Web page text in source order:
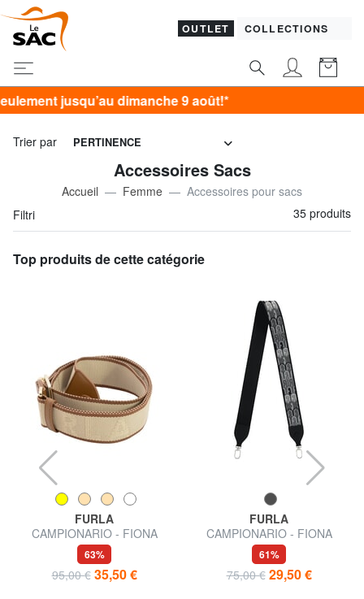
OUTLET COLLECTIONS
dimanche 9 août!*
Trier par PERTINENCE
Accessoires Sacs
Accueil Femme
Accessoires pour sacs
Filtri
35 produits
Top produits de cette catégorie
FURLA
CAMPIONARIO - FIONA
Bandoulière
63%
95,00 € 35,50 €
FURLA
CAMPIONARIO - FIONA
Bandoulière pour sacs
61%
75,00 € 29,50 €